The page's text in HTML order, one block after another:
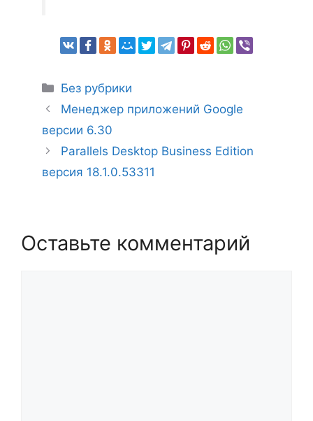
Рубрики
Без рубрики
Менеджер приложений Google
версии 6.30
Parallels Desktop Business Edition
версия 18.1.0.53311
Оставьте комментарий